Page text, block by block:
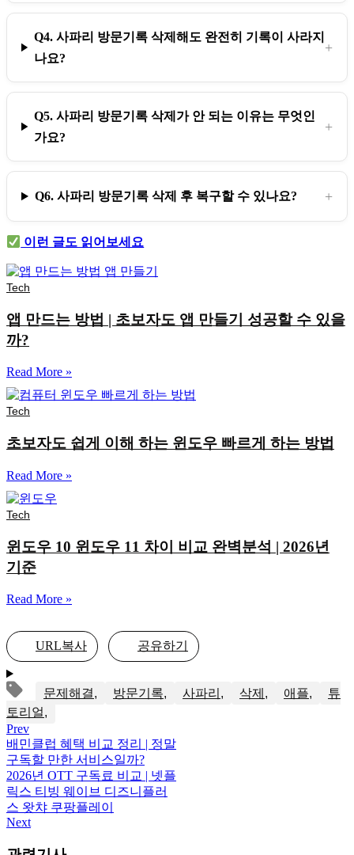
Q4. 사파리 방문기록 삭제해도 완전히 기록이 사라지
나요?
Q5. 사파리 방문기록 삭제가 안 되는 이유는 무엇인
가요?
Q6. 사파리 방문기록 삭제 후 복구할 수 있나요?
이런 글도 읽어보세요
Tech
앱 만드는 방법 | 초보자도 앱 만들기 성공할 수 있을
까?
Read More »
Tech
초보자도 쉽게 이해 하는 윈도우 빠르게 하는 방법
Read More »
Tech
윈도우 10 윈도우 11 차이 비교 완벽분석 | 2026년
기준
Read More »
URL복사 공유하기
문제해결 방문기록 사파리 삭제 애플
튜
토리얼
Prev
배민클럽 혜택 비교 정리 | 정말
구독할 만한 서비스일까?
2026년 OTT 구독료 비교 | 넷플
릭스 티빙 웨이브 디즈니플러
스 왓챠 쿠팡플레이
Next